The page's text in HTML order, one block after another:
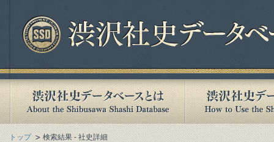
トップ 検索結果 - 社史詳細